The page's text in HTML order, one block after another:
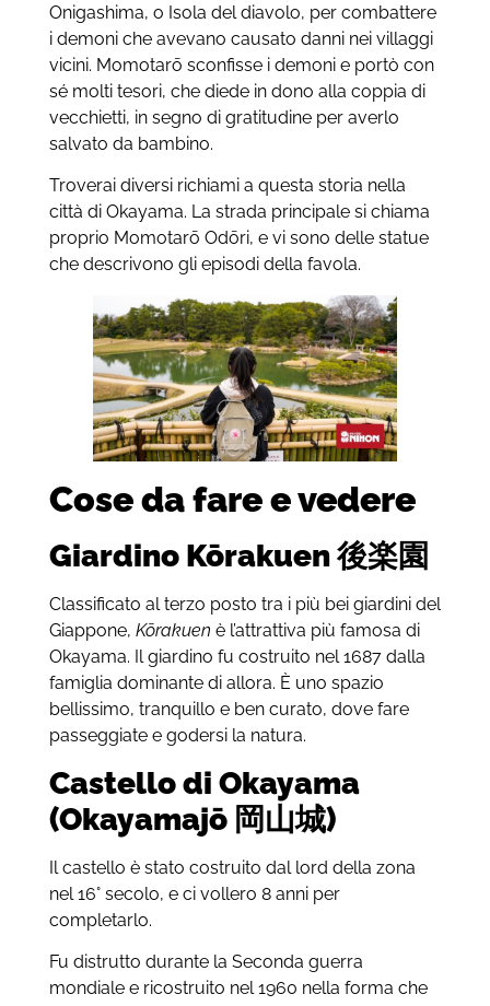
Onigashima, o Isola del diavolo, per combattere
i demoni che avevano causato danni nei villaggi
vicini. Momotarō sconfisse i demoni e portò con
sé molti tesori, che diede in dono alla coppia di
vecchietti, in segno di gratitudine per averlo
salvato da bambino.
Troverai diversi richiami a questa storia nella
città di Okayama. La strada principale si chiama
proprio Momotarō Odōri, e vi sono delle statue
che descrivono gli episodi della favola.
Cose da fare e vedere
Giardino Kōrakuen 後楽園
Classificato al terzo posto tra i più bei giardini del
Giappone, Kōrakuen è l’attrattiva più famosa di
Okayama. Il giardino fu costruito nel 1687 dalla
famiglia dominante di allora. È uno spazio
bellissimo, tranquillo e ben curato, dove fare
passeggiate e godersi la natura.
Castello di Okayama
(Okayamajō 岡山城)
Il castello è stato costruito dal lord della zona
nel 16° secolo, e ci vollero 8 anni per
completarlo.
Fu distrutto durante la Seconda guerra
mondiale e ricostruito nel 1960 nella forma che